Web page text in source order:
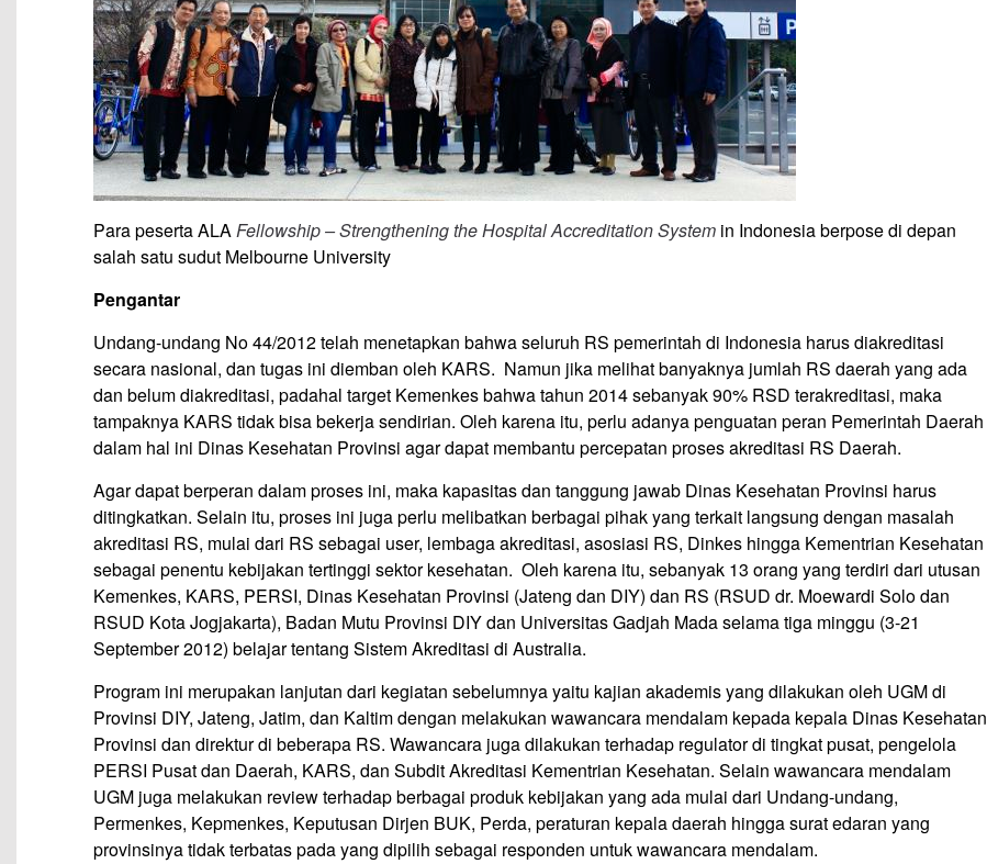
Para peserta ALAFellowship – Strengthening the Hospital Accreditation System in Indonesia berpose di depan
salah satu sudut Melbourne University
Pengantar
Undang-undang No 44/2012 telah menetapkan bahwa seluruh RS pemerintah di Indonesia harus diakreditasi
secara nasional, dan tugas ini diemban oleh KARS. Namun jika melihat banyaknya jumlah RS daerah yang ada
dan belum diakreditasi, padahal target Kemenkes bahwa tahun 2014 sebanyak 90% RSD terakreditasi, maka
tampaknya KARS tidak bisa bekerja sendirian. Oleh karena itu, perlu adanya penguatan peran Pemerintah Daerah
dalam hal ini Dinas Kesehatan Provinsi agar dapat membantu percepatan proses akreditasi RS Daerah.
Agar dapat berperan dalam proses ini, maka kapasitas dan tanggung jawab Dinas Kesehatan Provinsi harus
ditingkatkan. Selain itu, proses ini juga perlu melibatkan berbagai pihak yang terkait langsung dengan masalah
akreditasi RS, mulai dari RS sebagai user, lembaga akreditasi, asosiasi RS, Dinkes hingga Kementrian Kesehatan
sebagai penentu kebijakan tertinggi sektor kesehatan. Oleh karena itu, sebanyak 13 orang yang terdiri dari utusan
Kemenkes, KARS, PERSI, Dinas Kesehatan Provinsi (Jateng dan DIY) dan RS (RSUD dr. Moewardi Solo dan
RSUD Kota Jogjakarta), Badan Mutu Provinsi DIY dan Universitas Gadjah Mada selama tiga minggu (3-21
September 2012) belajar tentang Sistem Akreditasi di Australia.
Program ini merupakan lanjutan dari kegiatan sebelumnya yaitu kajian akademis yang dilakukan oleh UGM di
Provinsi DIY, Jateng, Jatim, dan Kaltim dengan melakukan wawancara mendalam kepada kepala Dinas Kesehatan
Provinsi dan direktur di beberapa RS. Wawancara juga dilakukan terhadap regulator di tingkat pusat, pengelola
PERSI Pusat dan Daerah, KARS, dan Subdit Akreditasi Kementrian Kesehatan. Selain wawancara mendalam
UGM juga melakukan review terhadap berbagai produk kebijakan yang ada mulai dari Undang-undang,
Permenkes, Kepmenkes, Keputusan Dirjen BUK, Perda, peraturan kepala daerah hingga surat edaran yang
provinsinya tidak terbatas pada yang dipilih sebagai responden untuk wawancara mendalam.